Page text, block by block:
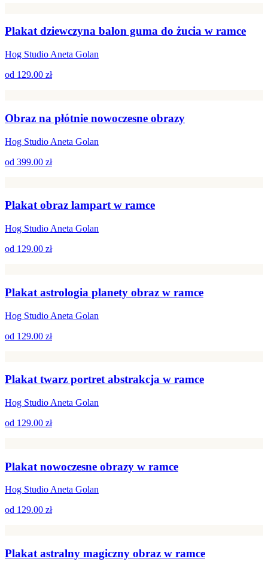
Plakat dziewczyna balon guma do żucia w ramce
Hog Studio Aneta Golan
od 129.00 zł
Obraz na płótnie nowoczesne obrazy
Hog Studio Aneta Golan
od 399.00 zł
Plakat obraz lampart w ramce
Hog Studio Aneta Golan
od 129.00 zł
Plakat astrologia planety obraz w ramce
Hog Studio Aneta Golan
od 129.00 zł
Plakat twarz portret abstrakcja w ramce
Hog Studio Aneta Golan
od 129.00 zł
Plakat nowoczesne obrazy w ramce
Hog Studio Aneta Golan
od 129.00 zł
Plakat astralny magiczny obraz w ramce